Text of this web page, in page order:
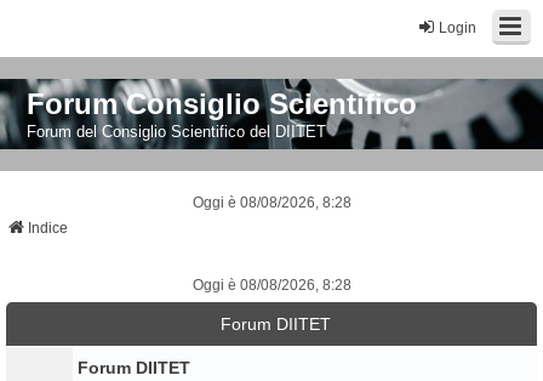
Login
Forum Consiglio Scientifico
Forum del Consiglio Scientifico del DIITET
Oggi è 08/08/2026, 8:28
Indice
Oggi è 08/08/2026, 8:28
Forum DIITET
Forum DIITET